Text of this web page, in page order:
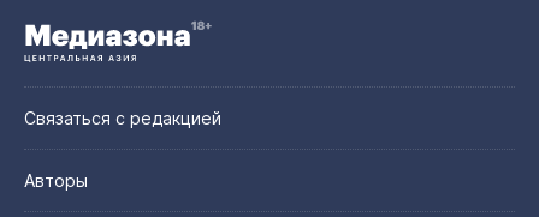
Связаться с редакцией
Авторы